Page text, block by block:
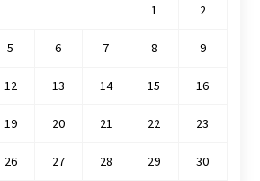
1
2
5 6 7 8 9
12 13 14 15 16
19 20 21 22 23
26 27 28 29 30